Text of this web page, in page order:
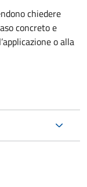
chiedere
concreto e
o alla